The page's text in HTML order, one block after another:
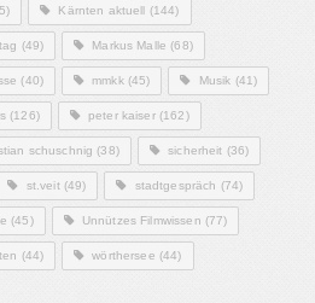
Kärnten aktuell (144)
(49) Markus Malle (68)
(40) mmkk(45) Musik (41)
(126) peter kaiser(162)
schuschnig (38) sicherheit (36)
st.veit(49) stadtgespräch (74)
(45) Unnützes Filmwissen (77)
(44) wörthersee (44)